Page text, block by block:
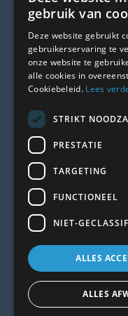
Neem
Kunststof
gebruik van
Deze website gebruikt
gebruikerservaring te
onze website te
alle cookies in
Cookiebeleid. Lees
STRIKT
PRESTATIE
TARGETING
FUNCTIONEEL
NIET-
ALLES
ALLES